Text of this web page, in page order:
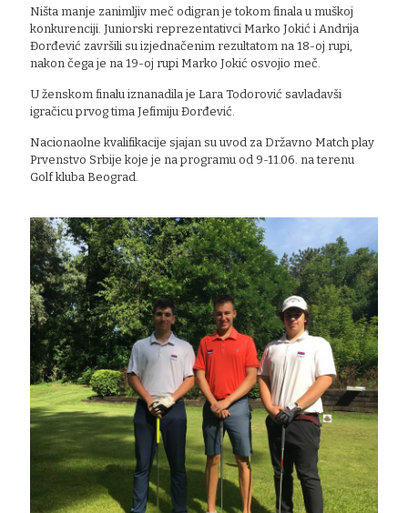
Ništa manje zanimljiv meč odigran je tokom finala u muškoj
konkurenciji. Juniorski reprezentativci Marko Jokić i Andrija
Đorđević završili su izjednačenim rezultatom na 18-oj rupi,
nakon čega je na 19-oj rupi Marko Jokić osvojio meč.
U ženskom finalu iznanadila je Lara Todorović savladavši
igračicu prvog tima Jefimiju Đorđević.
Nacionaolne kvalifikacije sjajan su uvod za Državno Match play
Prvenstvo Srbije koje je na programu od 9-11.06. na terenu
Golf kluba Beograd.